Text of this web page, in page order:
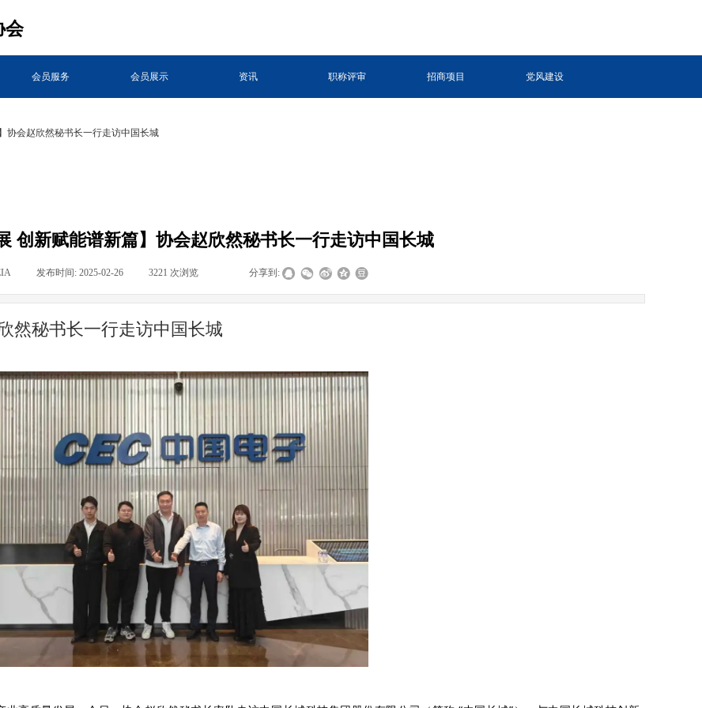
会
会员服务 会员展示 资讯 职称评审 招商项目 党风建设
协会赵欣然秘书长一行走访中国长城
创新赋能谱新篇】协会赵欣然秘书长一行走访中国长城
发布时间: 2025-02-26 3221 次浏览 分享到:
然秘书长一行走访中国长城